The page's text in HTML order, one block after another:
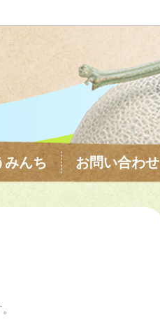
みんち お問い合わせ